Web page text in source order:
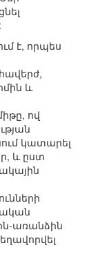
է, որպես
և
ով
կատարել
և ըստ
առանձին